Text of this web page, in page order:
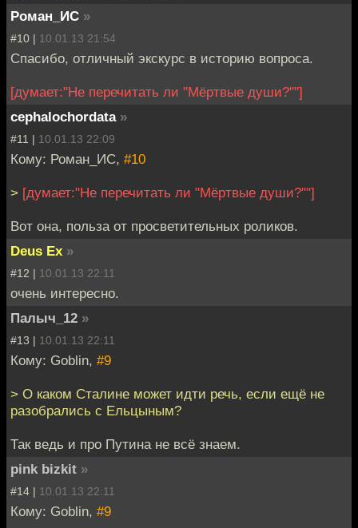
Роман_ИС »
#10 | 10.01.13 21:54
Спасибо, отличный экскурс в историю вопроса.
[думает:"Не перечитать ли "Мёртвые души?""]
cephalochordata »
#11 | 10.01.13 22:09
Кому: Роман_ИС, #10
> [думает:"Не перечитать ли "Мёртвые души?""]
Вот она, польза от просветительных роликов.
Deus Ex »
#12 | 10.01.13 22:11
очень интересно.
Палыч_12 »
#13 | 10.01.13 22:11
Кому: Goblin, #9
> О каком Сталине может идти речь, если ещё не
разобрались с Ельцыным?
Так ведь и про Путина не всё знаем.
pink bizkit »
#14 | 10.01.13 22:11
Кому: Goblin, #9